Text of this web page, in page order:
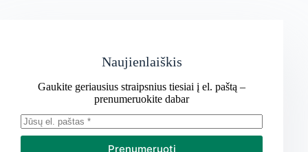
Naujienlaiškis
Gaukite geriausius straipsnius tiesiai į el. paštą –
prenumeruokite dabar
Prenumeruoti